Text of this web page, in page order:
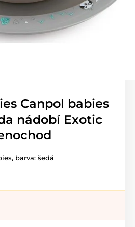
Canpol babies
nádobí Exotic
barva: šedá